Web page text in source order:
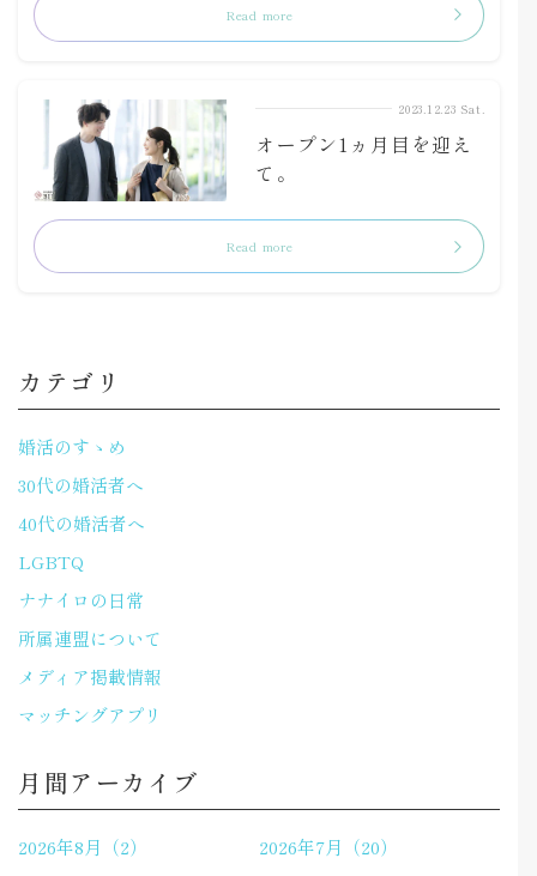
Read more
2023.12.23 Sat.
オープン1ヵ月目を迎え
て。
Read more
カテゴリ
婚活のすゝめ
30代の婚活者へ
40代の婚活者へ
LGBTQ
ナナイロの日常
所属連盟について
メディア掲載情報
マッチングアプリ
月間アーカイブ
2026年8月（2）
2026年7月（20）